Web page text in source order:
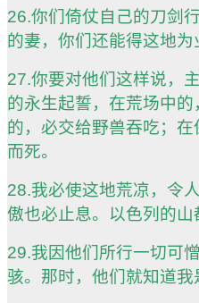
26.你们倚仗自己的刀剑
的妻，你们还能得这地为
27.你要对他们这样说，
的永生起誓，在荒场中
的，必交给野兽吞吃；
而死。
28.我必使这地荒凉，令
傲也必止息。以色列的山
29.我因他们所行一切可
骇。那时，他们就知道我